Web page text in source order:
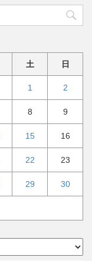
土 日
1 2
8 9
15 16
22 23
29 30